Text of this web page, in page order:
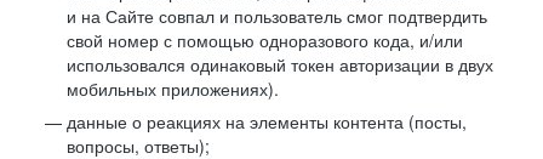
и на Сайте совпал и пользователь смог подтвердить
свой номер с помощью одноразового кода, и/или
использовался одинаковый токен авторизации в двух
мобильных приложениях).
данные о реакциях на элементы контента (посты,
вопросы, ответы);